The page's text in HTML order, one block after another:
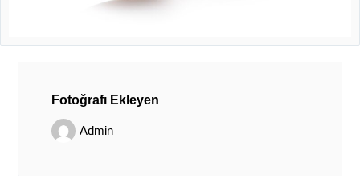
Fotoğrafı Ekleyen
Admin